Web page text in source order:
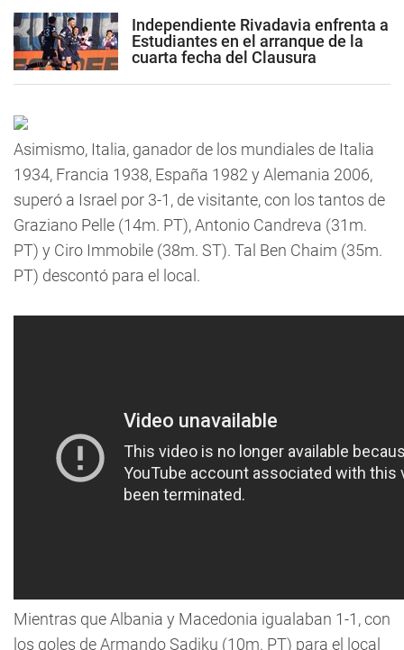
Independiente Rivadavia enfrenta a
Estudiantes en el arranque de la
cuarta fecha del Clausura
Asimismo, Italia, ganador de los mundiales de Italia
1934, Francia 1938, España 1982 y Alemania 2006,
superó a Israel por 3-1, de visitante, con los tantos de
Graziano Pelle (14m. PT), Antonio Candreva (31m.
PT) y Ciro Immobile (38m. ST). Tal Ben Chaim (35m.
PT) descontó para el local.
Mientras que Albania y Macedonia igualaban 1-1, con
los goles de Armando Sadiku (10m. PT) para el local